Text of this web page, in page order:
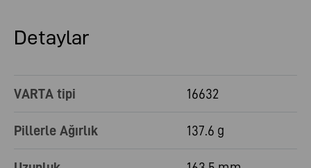
Detaylar
VARTA tipi 16632
Pillerle Ağırlık 137.6 g